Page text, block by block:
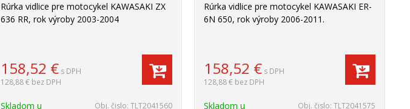
Rúrka vidlice pre motocykel KAWASAKI ZX
636 RR, rok výroby 2003-2004
158,52 € s DPH
128,88 € bez DPH
Skladom u Obj. čislo:TLT2041560
Rúrka vidlice pre motocykel KAWASAKI ER-
6N 650, rok výroby 2006-2011.
158,52 € s DPH
128,88 € bez DPH
Skladom u Obj. čislo: TLT2041575